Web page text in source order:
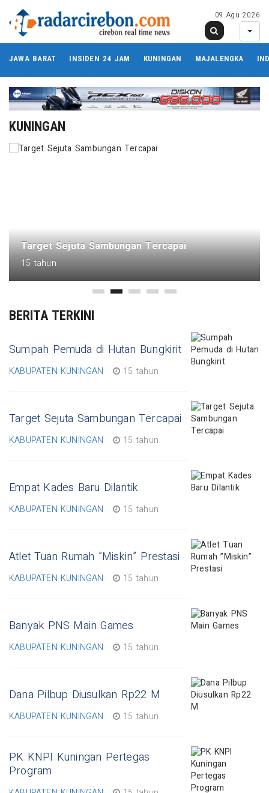
09 Agu 2026
JAWA BARAT INSIDEN 24 JAM KUNINGAN MAJALENGKA
KUNINGAN
Target Sejuta Sambungan Tercapai
15 tahun
BERITA TERKINI
Sumpah Pemuda di Hutan Bungkirit
KABUPATEN KUNINGAN 15 tahun
Target Sejuta Sambungan Tercapai
KABUPATEN KUNINGAN 15 tahun
Empat Kades Baru Dilantik
KABUPATEN KUNINGAN 15 tahun
Atlet Tuan Rumah ”Miskin” Prestasi
KABUPATEN KUNINGAN 15 tahun
Banyak PNS Main Games
KABUPATEN KUNINGAN 15 tahun
Dana Pilbup Diusulkan Rp22 M
KABUPATEN KUNINGAN 15 tahun
PK KNPI Kuningan Pertegas
Program